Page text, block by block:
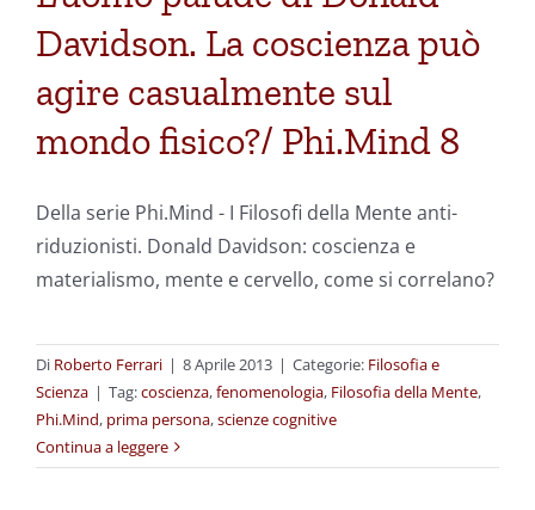
Davidson. La coscienza può
agire casualmente sul
mondo fisico?/ Phi.Mind 8
Della serie Phi.Mind - I Filosofi della Mente anti-
riduzionisti. Donald Davidson: coscienza e
materialismo, mente e cervello, come si correlano?
Di Roberto Ferrari | 8 Aprile 2013 | Categorie: Filosofia e
Scienza | Tag:coscienza,fenomenologia, Filosofia della Mente,
Phi.Mind, prima persona,scienze cognitive
Continua a leggere